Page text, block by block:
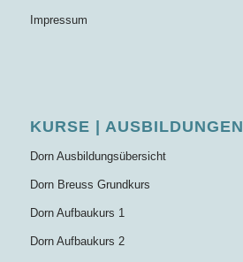
Impressum
KURSE | AUSBILDUNGEN
Dorn Ausbildungsübersicht
Dorn Breuss Grundkurs
Dorn Aufbaukurs 1
Dorn Aufbaukurs 2